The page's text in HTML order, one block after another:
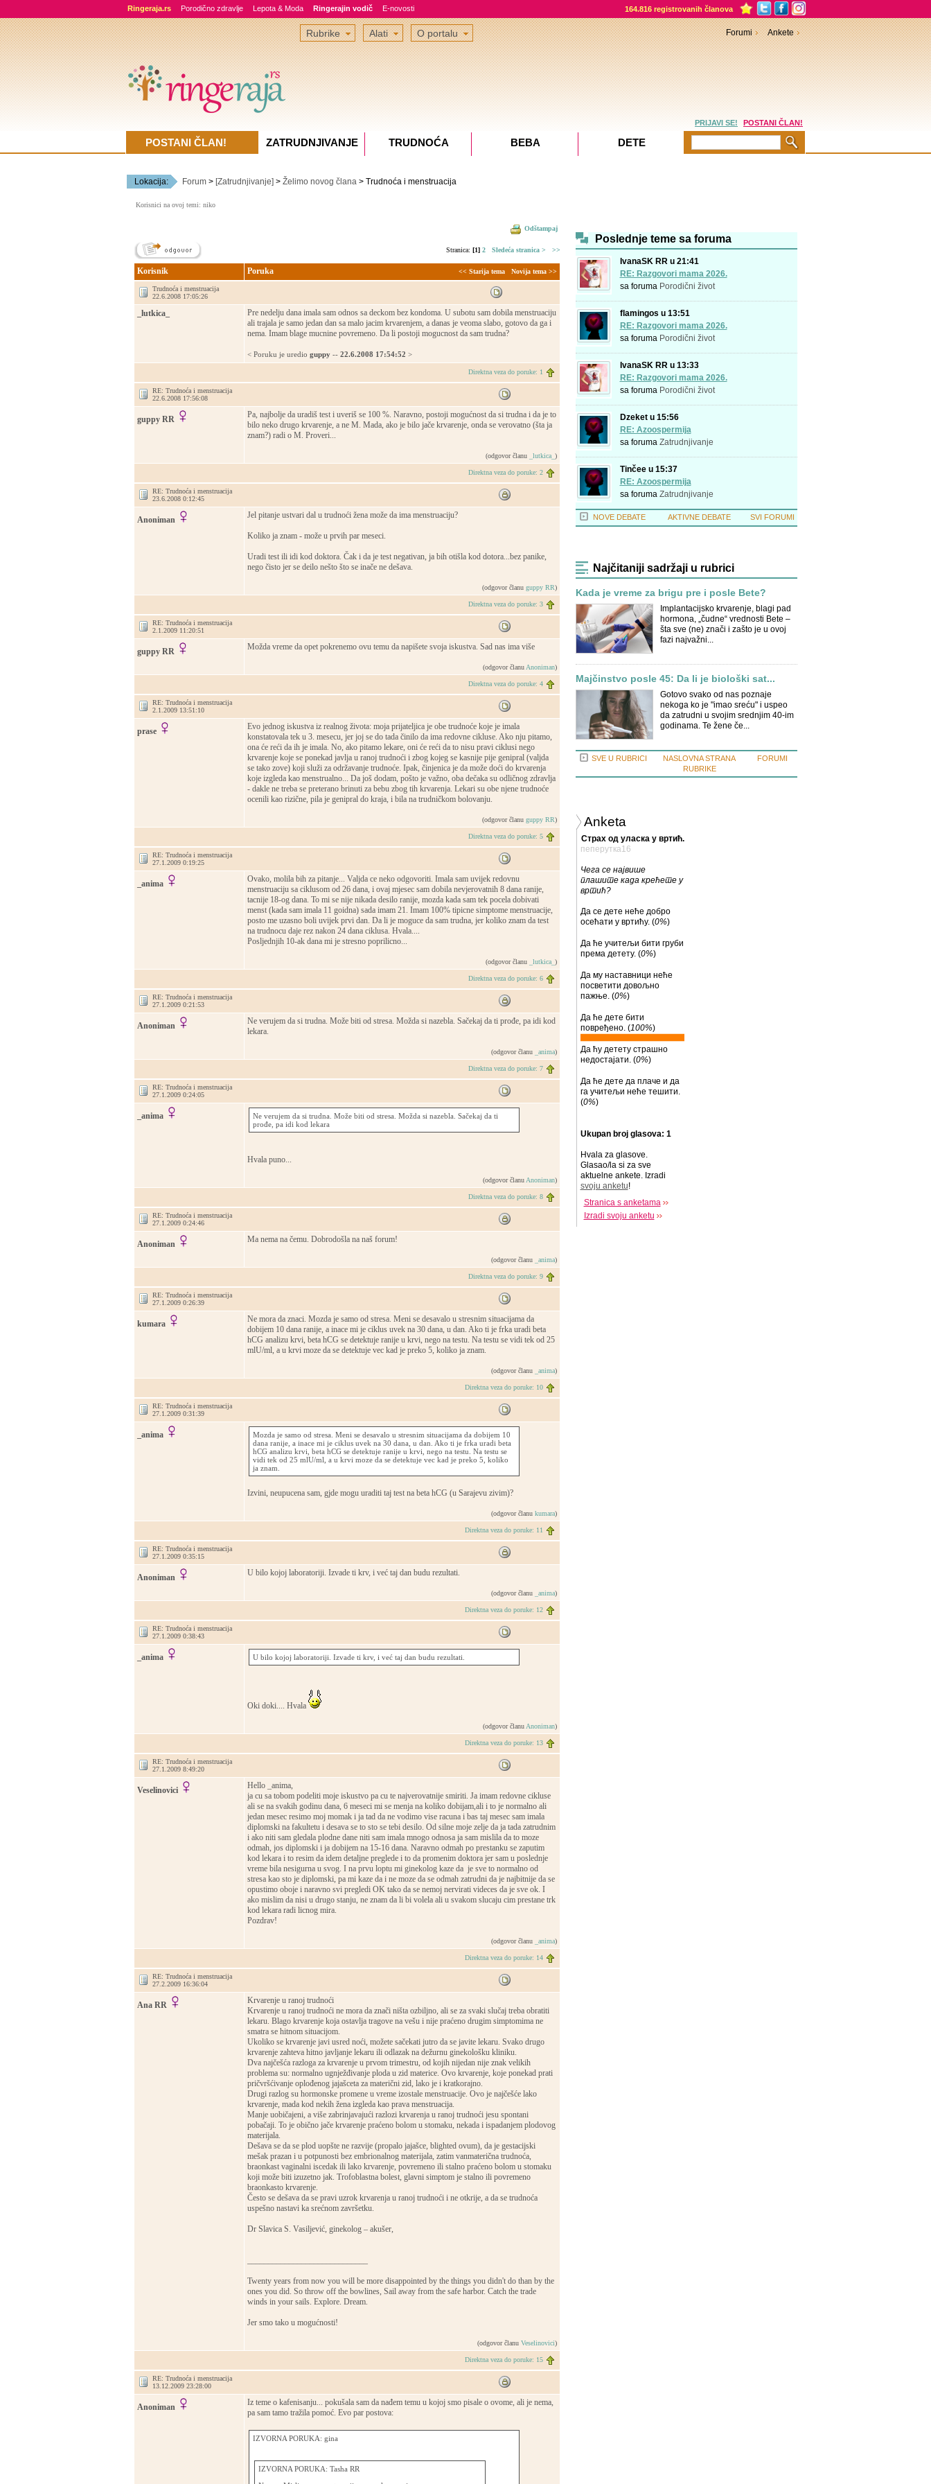
Ringeraja.rs Porodično zdravlje Lepota & Moda Ringerajin vodič E-novosti 164.816 registrovanih članova
Lokacija: Forum> [Zatrudnjivanje] > Želimo novog člana> Trudnoća i menstruacija
Korisnici na ovoj temi: niko
Odštampaj
Stranica: [1] 2 Sledeća stranica > >>
Korisnik Poruka << Starija tema Novija tema >>
Trudnoća i menstruacija
22.6.2008 17:05:26
_lutkica_
Pre nedelju dana imala sam odnos sa deckom bez kondoma. U subotu sam dobila menstruaciju
ali trajala je samo jedan dan sa malo jacim krvarenjem, a danas je veoma slabo, gotovo da ga i
nema. Imam blage mucnine povremeno. Da li postoji mogucnost da sam trudna?
< Poruku je uredio guppy-- 22.6.2008 17:54:52 >
Direktna veza do poruke: 1
RE: Trudnoća i menstruacija
22.6.2008 17:56:08
guppy RR
Pa, najbolje da uradiš test i uveriš se 100 %. Naravno, postoji mogućnost da si trudna i da je to
bilo neko drugo krvarenje, a ne M. Mada, ako je bilo jače krvarenje, onda se verovatno (šta ja
znam?) radi o M. Proveri...
(odgovor članu _lutkica_ )
Direktna veza do poruke: 2
RE: Trudnoća i menstruacija
23.6.2008 0:12:45
Anoniman Jel pitanje ustvari dal u trudnoći žena može da ima menstruaciju?
Koliko ja znam - može u prvih par meseci.
Uradi test ili idi kod doktora. Čak i da je test negativan, ja bih otišla kod dotora...bez panike,
nego čisto jer se deilo nešto što se inače ne dešava.
(odgovor članu guppy RR)
Direktna veza do poruke: 3
RE: Trudnoća i menstruacija
2.1.2009 11:20:51
guppy RR Možda vreme da opet pokrenemo ovu temu da napišete svoja iskustva. Sad nas ima više
(odgovor članu Anoniman)
Direktna veza do poruke: 4
RE: Trudnoća i menstruacija
2.1.2009 13:51:10
prase
Evo jednog iskustva iz realnog života: moja prijateljica je obe trudnoće koje je imala
konstatovala tek u 3. mesecu, jer joj se do tada činilo da ima redovne cikluse. Ako nju pitamo,
ona će reći da ih je imala. No, ako pitamo lekare, oni će reći da to nisu pravi ciklusi nego
krvarenje koje se ponekad javlja u ranoj trudnoći i zbog kojeg se kasnije pije genipral (valjda
se tako zove) koji služi za održavanje trudnoće. Ipak, činjenica je da može doći do krvarenja
koje izgleda kao menstrualno... Da još dodam, pošto je važno, oba dečaka su odličnog zdravlja
- dakle ne treba se preterano brinuti za bebu zbog tih krvarenja. Lekari su obe njene trudnoće
ocenili kao rizične, pila je genipral do kraja, i bila na trudničkom bolovanju.
(odgovor članu guppy RR)
Direktna veza do poruke: 5
RE: Trudnoća i menstruacija
27.1.2009 0:19:25
_anima
Ovako, molila bih za pitanje... Valjda ce neko odgovoriti. Imala sam uvijek redovnu
menstruaciju sa ciklusom od 26 dana, i ovaj mjesec sam dobila nevjerovatnih 8 dana ranije,
tacnije 18-og dana. To mi se nije nikada desilo ranije, mozda kada sam tek pocela dobivati
menst (kada sam imala 11 goidna) sada imam 21. Imam 100% tipicne simptome menstruacije,
posto me uzasno boli uvijek prvi dan. Da li je moguce da sam trudna, jer koliko znam da test
na trudnocu daje rez nakon 24 dana ciklusa. Hvala....
Posljednjih 10-ak dana mi je stresno poprilicno...
(odgovor članu _lutkica_ )
Direktna veza do poruke: 6
RE: Trudnoća i menstruacija
27.1.2009 0:21:53
Anoniman
Ne verujem da si trudna. Može biti od stresa. Možda si nazebla. Sačekaj da ti prođe, pa idi kod
lekara.
(odgovor članu _anima)
Direktna veza do poruke: 7
RE: Trudnoća i menstruacija
27.1.2009 0:24:05
_anima
Ne verujem da si trudna. Može biti od stresa. Možda si nazebla. Sačekaj da ti
prođe, pa idi kod lekara
Hvala puno...
(odgovor članu Anoniman)
Direktna veza do poruke: 8
RE: Trudnoća i menstruacija
27.1.2009 0:24:46
Anoniman Ma nema na čemu. Dobrodošla na naš forum!
(odgovor članu _anima)
Direktna veza do poruke: 9
RE: Trudnoća i menstruacija
27.1.2009 0:26:39
kumara
Ne mora da znaci. Mozda je samo od stresa. Meni se desavalo u stresnim situacijama da
dobijem 10 dana ranije, a inace mi je ciklus uvek na 30 dana, u dan. Ako ti je frka uradi beta
hCG analizu krvi, beta hCG se detektuje ranije u krvi, nego na testu. Na testu se vidi tek od 25
mlU/ml, a u krvi moze da se detektuje vec kad je preko 5, koliko ja znam.
(odgovor članu _anima)
Direktna veza do poruke: 10
RE: Trudnoća i menstruacija
27.1.2009 0:31:39
_anima
Mozda je samo od stresa. Meni se desavalo u stresnim situacijama da dobijem 10
dana ranije, a inace mi je ciklus uvek na 30 dana, u dan. Ako ti je frka uradi beta
hCG analizu krvi, beta hCG se detektuje ranije u krvi, nego na testu. Na testu se
vidi tek od 25 mlU/ml, a u krvi moze da se detektuje vec kad je preko 5, koliko
ja znam.
Izvini, neupucena sam, gjde mogu uraditi taj test na beta hCG (u Sarajevu zivim)?
(odgovor članu kumara)
Direktna veza do poruke: 11
RE: Trudnoća i menstruacija
27.1.2009 0:35:15
Anoniman U bilo kojoj laboratoriji. Izvade ti krv, i već taj dan budu rezultati.
(odgovor članu _anima)
Direktna veza do poruke: 12
RE: Trudnoća i menstruacija
27.1.2009 0:38:43
_anima U bilo kojoj laboratoriji. Izvade ti krv, i već taj dan budu rezultati.
Oki doki.... Hvala
(odgovor članu Anoniman)
Direktna veza do poruke: 13
RE: Trudnoća i menstruacija
27.1.2009 8:49:20
Veselinovici
Hello _anima,
ja cu sa tobom podeliti moje iskustvo pa cu te najverovatnije smiriti. Ja imam redovne cikluse
ali se na svakih godinu dana, 6 meseci mi se menja na koliko dobijam,ali i to je normalno ali
jedan mesec resimo moj momak i ja tad da ne vodimo vise racuna i bas taj mesec sam imala
diplomski na fakultetu i desava se to sto se tebi desilo. Od silne moje zelje da ja tada zatrudnim
i ako niti sam gledala plodne dane niti sam imala mnogo odnosa ja sam mislila da to moze
odmah, jos diplomski i ja dobijem na 15-16 dana. Naravno odmah po prestanku se zaputim
kod lekara i to resim da idem detaljne preglede i to da promenim doktora jer sam u poslednje
vreme bila nesigurna u svog. I na prvu loptu mi ginekolog kaze da je sve to normalno od
stresa kao sto je diplomski, pa mi kaze da i ne moze da se odmah zatrudni da je najbitnije da se
opustimo oboje i naravno svi pregledi OK tako da se nemoj nervirati videces da je sve ok. I
ako mislim da nisi u drugo stanju, ne znam da li bi volela ali u svakom slucaju cim prestane trk
kod lekara radi licnog mira.
Pozdrav!
(odgovor članu _anima)
Direktna veza do poruke: 14
RE: Trudnoća i menstruacija
27.2.2009 16:36:04
Ana RR
Krvarenje u ranoj trudnoći
Krvarenje u ranoj trudnoći ne mora da znači ništa ozbiljno, ali se za svaki slučaj treba obratiti
lekaru. Blago krvarenje koja ostavlja tragove na vešu i nije praćeno drugim simptomima ne
smatra se hitnom situacijom.
Ukoliko se krvarenje javi usred noći, možete sačekati jutro da se javite lekaru. Svako drugo
krvarenje zahteva hitno javljanje lekaru ili odlazak na dežurnu ginekološku kliniku.
Dva najčešća razloga za krvarenje u prvom trimestru, od kojih nijedan nije znak velikih
problema su: normalno ugnježđivanje ploda u zid materice. Ovo krvarenje, koje ponekad prati
pričvršćivanje oplođenog jajašceta za materični zid, lako je i kratkorajno.
Drugi razlog su hormonske promene u vreme izostale menstruacije. Ovo je najčešće lako
krvarenje, mada kod nekih žena izgleda kao prava menstruacija.
Manje uobičajeni, a više zabrinjavajući razlozi krvarenja u ranoj trudnoći jesu spontani
pobačaji. To je obično jače krvarenje praćeno bolom u stomaku, nekada i ispadanjem plodovog
materijala.
Dešava se da se plod uopšte ne razvije (propalo jajašce, blighted ovum), da je gestacijski
mešak prazan i u potpunosti bez embrionalnog materijala, zatim vanmaterična trudnoća,
braonkast vaginalni iscedak ili lako krvarenje, povremeno ili stalno praćeno bolom u stomaku
koji može biti izuzetno jak. Trofoblastna bolest, glavni simptom je stalno ili povremeno
braonkasto krvarenje.
Često se dešava da se pravi uzrok krvarenja u ranoj trudnoći i ne otkrije, a da se trudnoća
uspešno nastavi ka srećnom završetku.
Dr Slavica S. Vasiljević, ginekolog – akušer,
Twenty years from now you will be more disappointed by the things you didn't do than by the
ones you did. So throw off the bowlines, Sail away from the safe harbor. Catch the trade
winds in your sails. Explore. Dream.
Jer smo tako u mogućnosti!
(odgovor članu Veselinovici)
Direktna veza do poruke: 15
RE: Trudnoća i menstruacija
13.12.2009 23:28:00
Anoniman
Iz teme o kafenisanju... pokušala sam da nađem temu u kojoj smo pisale o ovome, ali je nema,
pa sam tamo tražila pomoć. Evo par postova:
IZVORNA PORUKA: gina
IZVORNA PORUKA: Tasha RR
Poslednje teme sa foruma
IvanaSK RR u 21:41
RE: Razgovori mama 2026.
sa foruma Porodični život
flamingos u 13:51
RE: Razgovori mama 2026.
sa foruma Porodični život
IvanaSK RR u 13:33
RE: Razgovori mama 2026.
sa foruma Porodični život
Dzeket u 15:56
RE: Azoospermija
sa foruma Zatrudnjivanje
Tinčee u 15:37
RE: Azoospermija
sa foruma Zatrudnjivanje
NOVE DEBATE AKTIVNE DEBATE SVI FORUMI
Najčitaniji sadržaji u rubrici
Kada je vreme za brigu pre i posle Bete?
Implantacijsko krvarenje, blagi pad
hormona, „čudne“ vrednosti Bete –
šta sve (ne) znači i zašto je u ovoj
fazi najvažni...
Majčinstvo posle 45: Da li je biološki sat...
Gotovo svako od nas poznaje
nekoga ko je "imao sreću" i uspeo
da zatrudni u svojim srednjim 40-im
godinama. Te žene če...
SVE U RUBRICI
NASLOVNA STRANA
RUBRIKE
FORUMI
Anketa
Страх од уласка у вртић.
пеперутка16
Чега се највише
плашите када крећете у
вртић?
Да се ​​дете неће добро
осећати у вртићу. (0%)
Да ће учитељи бити груби
према детету. (0%)
Да му наставници неће
посветити довољно
пажње. (0%)
Да ће дете бити
повређено. (100%)
Да ћу детету страшно
недостајати. (0%)
Да ће дете да плаче и да
га учитељи неће тешити.
(0%)
Ukupan broj glasova: 1
Hvala za glasove.
Glasao/la si za sve
aktuelne ankete. Izradi
svoju anketu!
Stranica s anketama
Izradi svoju anketu
Rubrike Alati O portalu Forumi Ankete
PRIJAVI SE! POSTANI ČLAN!
POSTANI ČLAN! ZATRUDNJIVANJE TRUDNOĆA BEBA DETE